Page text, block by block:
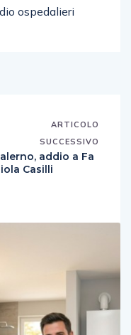
ospedalieri
ARTICOLO
SUCCESSIVO
addio a Fa
Casilli